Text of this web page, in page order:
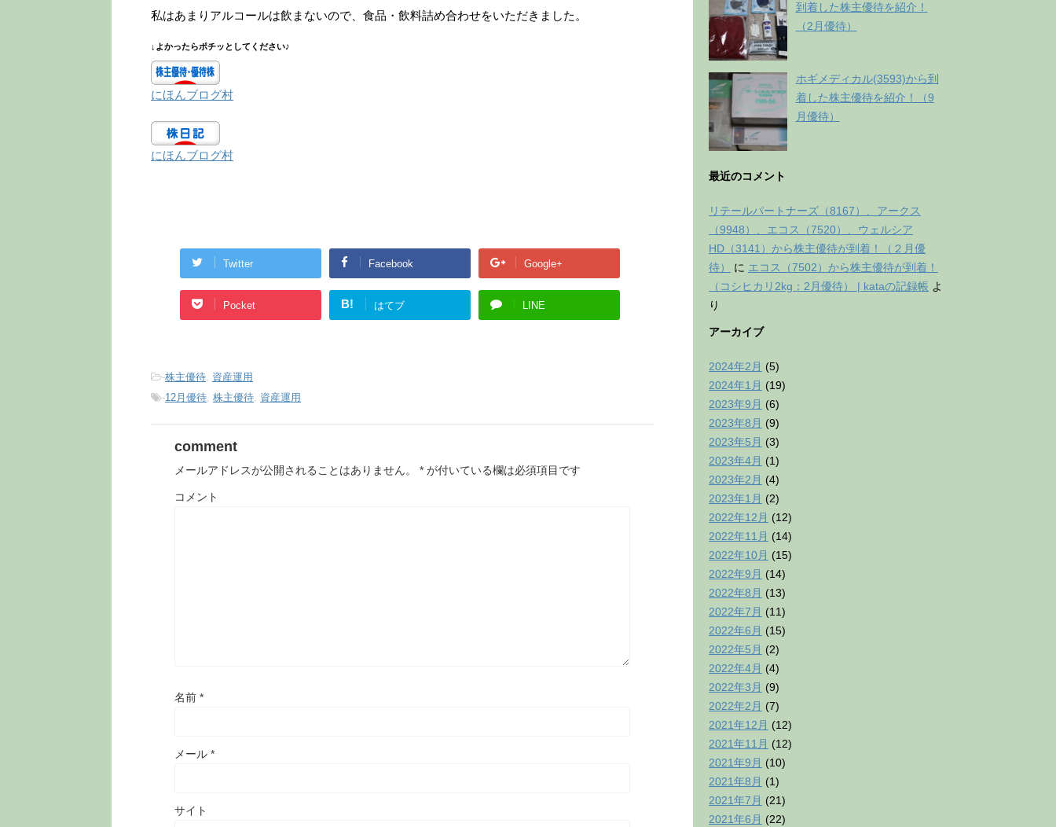
私はあまりアルコールは飲まないので、食品・飲料詰め合わせをいただきました。
↓よかったらポチッとしてください♪
にほんブログ村
にほんブログ村
Twitter Facebook Google+
Pocket B! はてブ LINE
-株主優待, 資産運用
-12月優待, 株主優待, 資産運用
comment
メールアドレスが公開されることはありません。 * が付いている欄は必須項目です
コメント
名前 *
メール *
サイト
到着した株主優待を紹介！
（2月優待）
ホギメディカル(3593)から到
着した株主優待を紹介！（9
月優待）
最近のコメント
リテールパートナーズ（8167）、アークス
（9948）、エコス（7520）、ウェルシア
HD（3141）から株主優待が到着！（２月優
待）
に エコス（7502）から株主優待が到着！
（コシヒカリ2kg：2月優待） | kataの記録帳 よ
り
アーカイブ
2024年2月 (5)
2024年1月 (19)
2023年9月 (6)
2023年8月 (9)
2023年5月 (3)
2023年4月 (1)
2023年2月 (4)
2023年1月 (2)
2022年12月 (12)
2022年11月 (14)
2022年10月 (15)
2022年9月 (14)
2022年8月 (13)
2022年7月 (11)
2022年6月 (15)
2022年5月 (2)
2022年4月 (4)
2022年3月 (9)
2022年2月 (7)
2021年12月 (12)
2021年11月 (12)
2021年9月 (10)
2021年8月 (1)
2021年7月 (21)
2021年6月 (22)